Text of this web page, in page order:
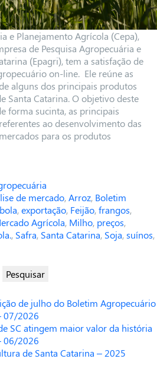
e Planejamento Agrícola (Cepa),
de Pesquisa Agropecuária e
(Epagri), tem a satisfação de
on-line. Ele reúne as
alguns dos principais produtos
Santa Catarina. O objetivo deste
forma sucinta, as principais
ao desenvolvimento das
para os produtos
de mercado,Arroz, Boletim
,exportação, Feijão,frangos,
Agrícola, Milho, preços,
, Safra, Santa Catarina, Soja,suínos,
Pesquisar
de julho do Boletim Agropecuário
07/2026
SC atingem maior valor da história
06/2026
de Santa Catarina – 2025